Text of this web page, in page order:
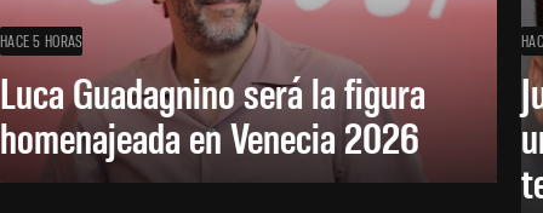
HACE 5 HORAS
Luca Guadagnino será la figura
homenajeada en Venecia 2026